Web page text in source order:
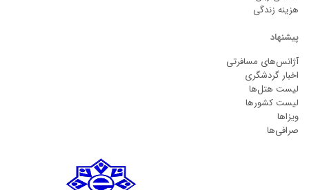
هزینه زندگی
پیشنهاد
آژانس‌های مسافرتی
اخبار گردشگری
لیست هتل‌ها
لیست کشورها
ویزاها
صرافی‌ها